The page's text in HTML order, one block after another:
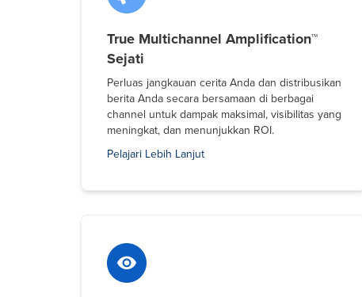
True Multichannel Amplification™
Sejati
Perluas jangkauan cerita Anda dan distribusikan
berita Anda secara bersamaan di berbagai
channel untuk dampak maksimal, visibilitas yang
meningkat, dan menunjukkan ROI.
Pelajari Lebih Lanjut